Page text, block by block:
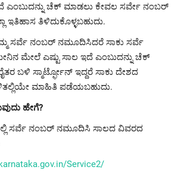
ಎಂಬುದನ್ನು ಚೆಕ್ ಮಾಡಲು ಕೇವಲ ಸರ್ವೇ ನಂಬರ್
ಇತಿಹಾಸ ತಿಳಿದುಕೊಳ್ಳಬಹುದು.
ಸರ್ವೆ ನಂಬರ್ ನಮೂದಿಸಿದರೆ ಸಾಕು ಸರ್ವೆ
ಮೇಲೆ ಎಷ್ಟು ಸಾಲ ಇದೆ ಎಂಬುದನ್ನು ಚೆಕ್
ಬಳಿ ಸ್ಮಾರ್ಟ್ಫೋನ್ ಇದ್ದರೆ ಸಾಕು ದೇಶದ
ಮಾಹಿತಿ ಪಡೆಯಬಹುದು.
ಹೇಗೆ?
ಸರ್ವೆ ನಂಬರ್ ನಮೂದಿಸಿ ಸಾಲದ ವಿವರದ
Service2/